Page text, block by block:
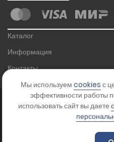
Каталог
Информация
Контакты
© 2026Kranikoff.ru. Все права
Карта сайта
Цены на сайте указаны для
Уточняйте стоимость товара у
Мы используем cookies с
эффективности работы
использовать сайт вы даете